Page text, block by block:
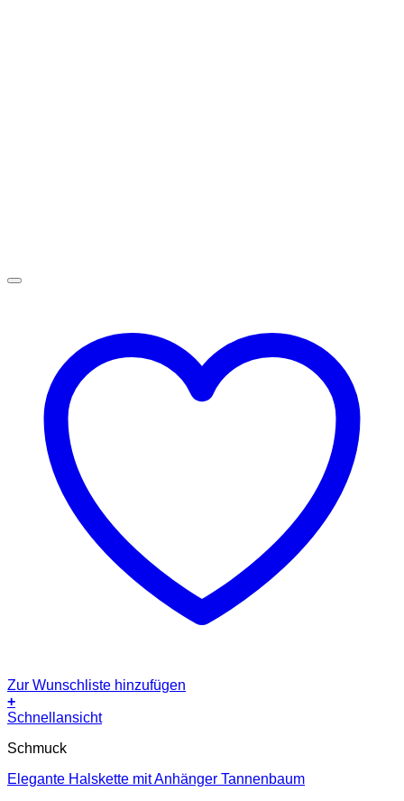
Zur Wunschliste hinzufügen
+
Schnellansicht
Schmuck
Elegante Halskette mit Anhänger Tannenbaum